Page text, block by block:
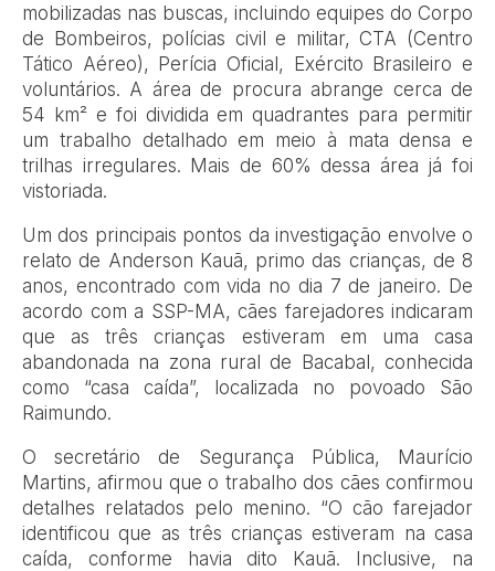
mobilizadas nas buscas, incluindo equipes do Corpo
de Bombeiros, polícias civil e militar, CTA (Centro
Tático Aéreo), Perícia Oficial, Exército Brasileiro e
voluntários. A área de procura abrange cerca de
54 km² e foi dividida em quadrantes para permitir
um trabalho detalhado em meio à mata densa e
trilhas irregulares. Mais de 60% dessa área já foi
vistoriada.
Um dos principais pontos da investigação envolve o
relato de Anderson Kauã, primo das crianças, de 8
anos, encontrado com vida no dia 7 de janeiro. De
acordo com a SSP-MA, cães farejadores indicaram
que as três crianças estiveram em uma casa
abandonada na zona rural de Bacabal, conhecida
como “casa caída”, localizada no povoado São
Raimundo.
O secretário de Segurança Pública, Maurício
Martins, afirmou que o trabalho dos cães confirmou
detalhes relatados pelo menino. “O cão farejador
identificou que as três crianças estiveram na casa
caída, conforme havia dito Kauã. Inclusive, na